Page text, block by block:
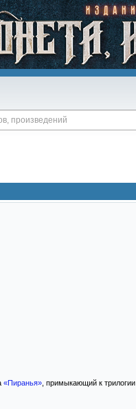
«Пиранья», примыкающий к трилогии